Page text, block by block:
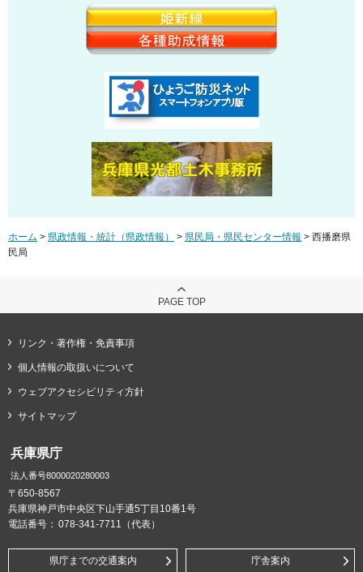
ホーム > 県政情報・統計（県政情報） > 県民局・県民センター情報 > 西播磨県
民局
PAGE TOP
リンク・著作権・免責事項
個人情報の取扱いについて
ウェブアクセシビリティ方針
サイトマップ
兵庫県庁
法人番号8000020280003
〒650-8567
兵庫県神戸市中央区下山手通5丁目10番1号
電話番号： 078-341-7711（代表）
県庁までの交通案内 庁舎案内